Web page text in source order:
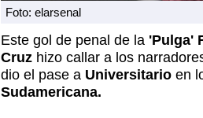
Foto: elarsenal
Este gol de penal de la 'Pulga'
Cruz hizo callar a los
dio el pase a Universitario en
Sudamericana.